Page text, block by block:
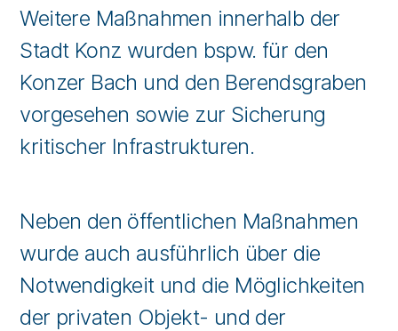
Weitere Maßnahmen innerhalb der
Stadt Konz wurden bspw. für den
Konzer Bach und den Berendsgraben
vorgesehen sowie zur Sicherung
kritischer Infrastrukturen.
Neben den öffentlichen Maßnahmen
wurde auch ausführlich über die
Notwendigkeit und die Möglichkeiten
der privaten Objekt- und der